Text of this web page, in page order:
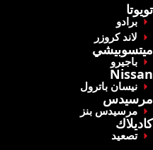
‏تويوتا‏
برادو
‏لاند كروزر‏
‏ميتسوبيشي‏
‏باجيرو‏
Nissan
‏نيسان باترول‏
مرسيدس
‏مرسيدس بنز‏
‏كاديلاك ‏
‏تصعيد‏